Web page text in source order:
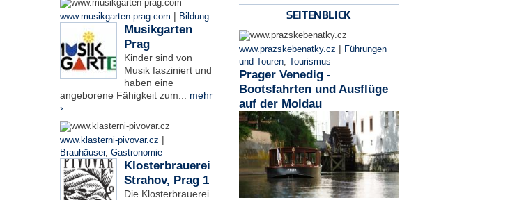
www.musikgarten-prag.com | Bildung
Musikgarten
Prag
Kinder sind von
Musik fasziniert und
haben eine
angeborene Fähigkeit zum... mehr
›
www.klasterni-pivovar.cz |
Brauhäuser, Gastronomie
Klosterbrauerei
Strahov, Prag 1
Die Klosterbrauerei
SEITENBLICK
www.prazskebenatky.cz | Führungen
und Touren, Tourismus
Prager Venedig -
Bootsfahrten und Ausflüge
auf der Moldau